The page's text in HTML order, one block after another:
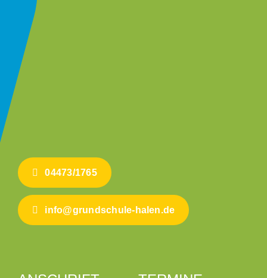
04473/1765
info@grundschule-halen.de